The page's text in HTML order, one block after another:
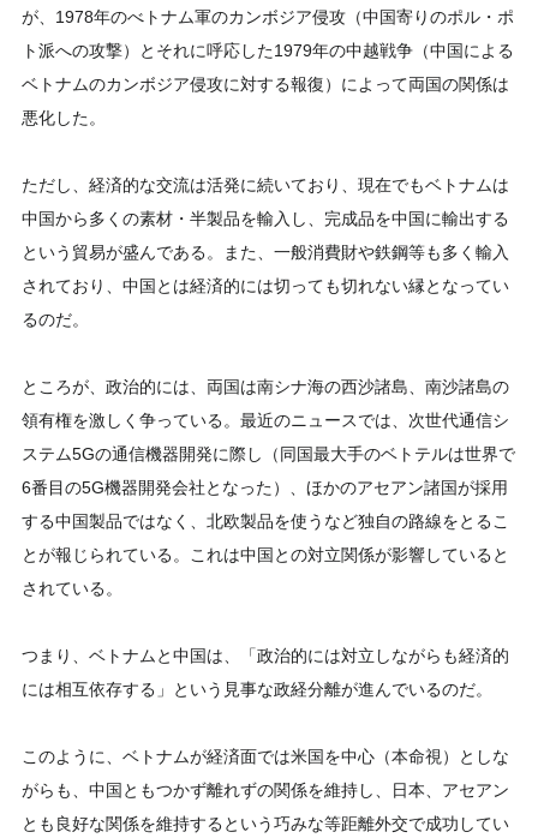
が、1978年のべトナム軍のカンボジア侵攻（中国寄りのポル・ポ
ト派への攻撃）とそれに呼応した1979年の中越戦争（中国による
ベトナムのカンボジア侵攻に対する報復）によって両国の関係は
悪化した。
ただし、経済的な交流は活発に続いており、現在でもベトナムは
中国から多くの素材・半製品を輸入し、完成品を中国に輸出する
という貿易が盛んである。また、一般消費財や鉄鋼等も多く輸入
されており、中国とは経済的には切っても切れない縁となってい
るのだ。
ところが、政治的には、両国は南シナ海の西沙諸島、南沙諸島の
領有権を激しく争っている。最近のニュースでは、次世代通信シ
ステム5Gの通信機器開発に際し（同国最大手のベトテルは世界で
6番目の5G機器開発会社となった）、ほかのアセアン諸国が採用
する中国製品ではなく、北欧製品を使うなど独自の路線をとるこ
とが報じられている。これは中国との対立関係が影響していると
されている。
つまり、ベトナムと中国は、「政治的には対立しながらも経済的
には相互依存する」という見事な政経分離が進んでいるのだ。
このように、ベトナムが経済面では米国を中心（本命視）としな
がらも、中国ともつかず離れずの関係を維持し、日本、アセアン
とも良好な関係を維持するという巧みな等距離外交で成功してい